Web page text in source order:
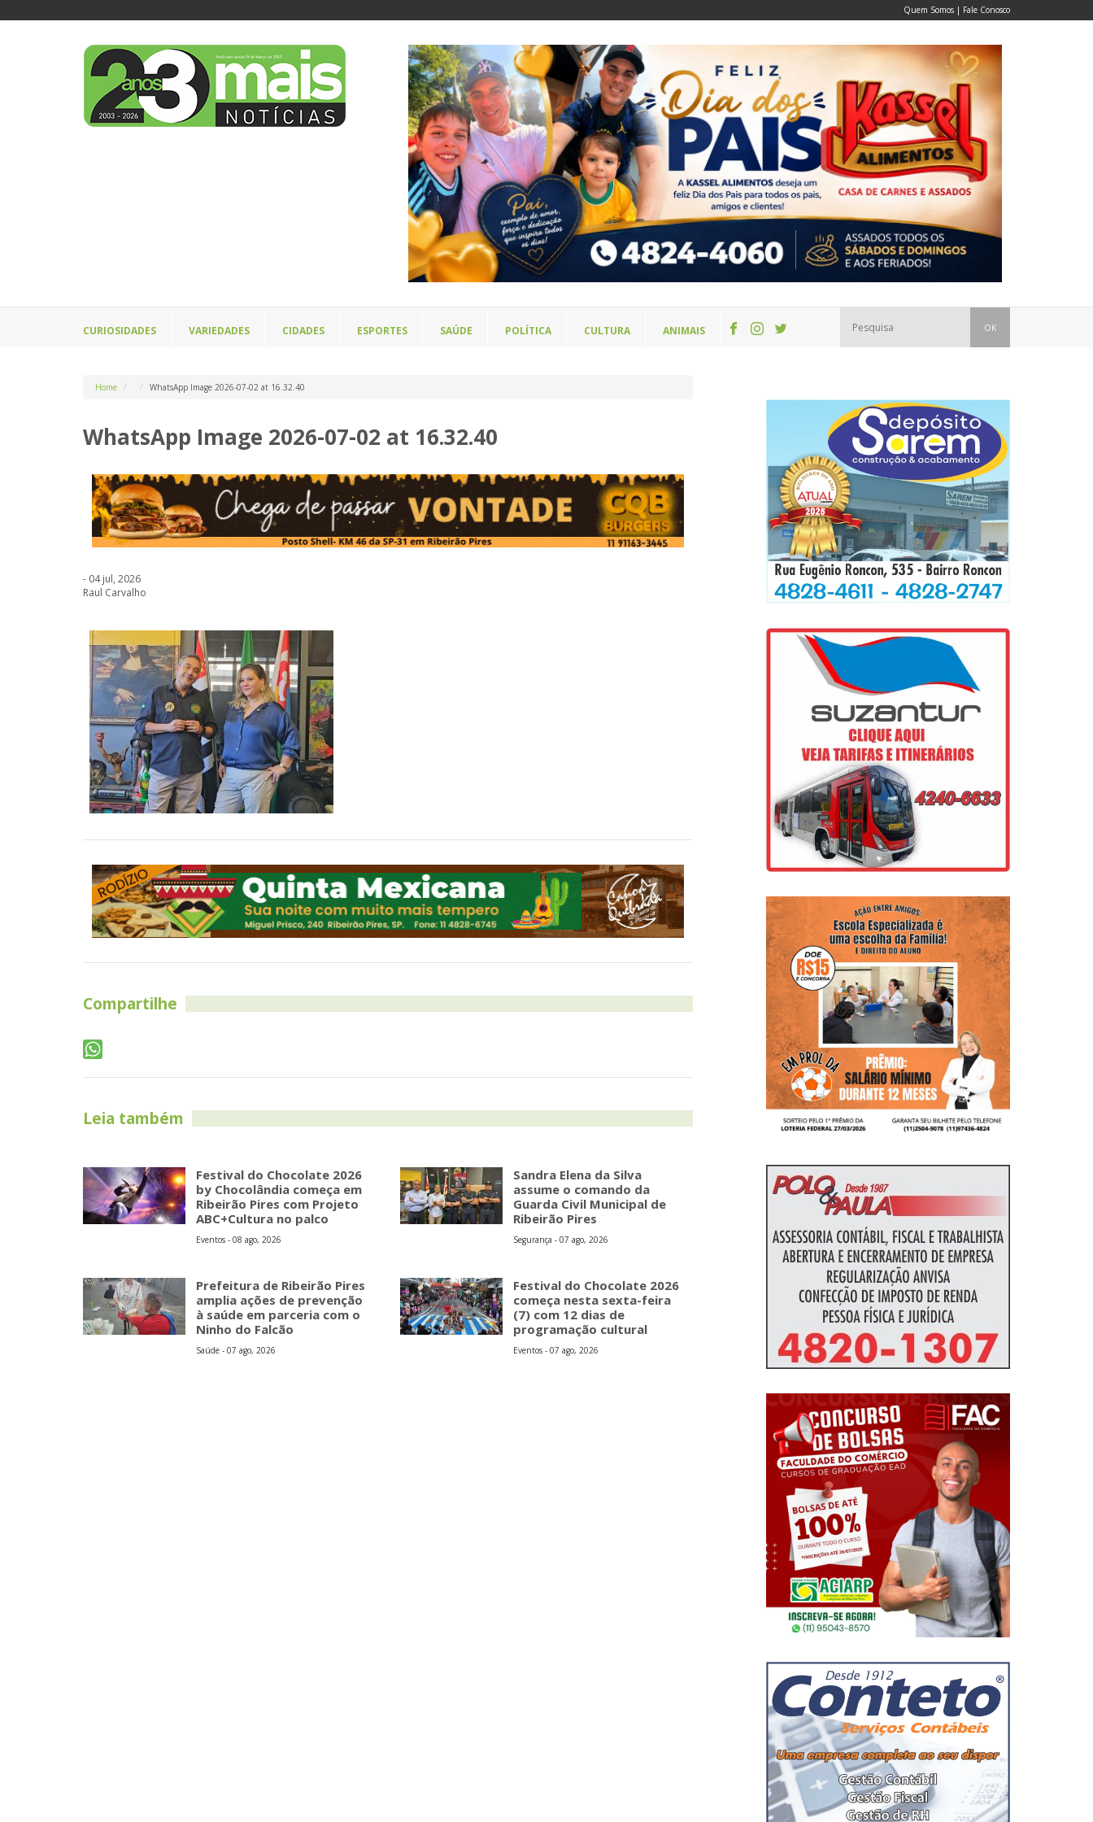
Quem Somos | Fale Conosco
CURIOSIDADES VARIEDADES CIDADES ESPORTES SAÚDE POLÍTICA CULTURA ANIMAIS OK
Home WhatsApp Image 2026-07-02 at 16.32.40
WhatsApp Image 2026-07-02 at 16.32.40
- 04 jul, 2026
Raul Carvalho
Compartilhe
Leia também
Festival do Chocolate 2026
by Chocolândia começa em
Ribeirão Pires com Projeto
ABC+Cultura no palco
Eventos - 08 ago, 2026
Sandra Elena da Silva
assume o comando da
Guarda Civil Municipal de
Ribeirão Pires
Segurança - 07 ago, 2026
Prefeitura de Ribeirão Pires
amplia ações de prevenção
à saúde em parceria com o
Ninho do Falcão
Saúde - 07 ago, 2026
Festival do Chocolate 2026
começa nesta sexta-feira
(7) com 12 dias de
programação cultural
Eventos - 07 ago, 2026